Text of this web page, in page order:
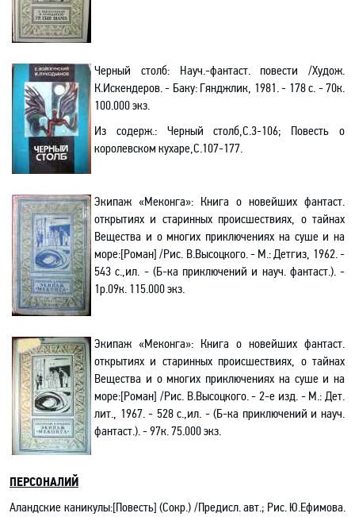
Черный столб: Науч.-фантаст. повести /Худож.
К.Искендеров. - Баку: Гянджлик, 1981. - 178 с. - 70к.
100.000 экз.
Из содерж.: Черный столб,С.3-106; Повесть о
королевском кухаре,С.107-177.
Экипаж «Меконга»: Книга о новейших фантаст.
открытиях и старинных происшествиях, о тайнах
Вещества и о многих приключениях на суше и на
море:[Роман] /Рис. В.Высоцкого. - М.: Детгиз, 1962. -
543 с.,ил. - (Б-ка приключений и науч. фантаст.). -
1р.09к. 115.000 экз.
Экипаж «Меконга»: Книга о новейших фантаст.
открытиях и старинных происшествиях, о тайнах
Вещества и о многих приключениях на суше и на
море:[Роман] /Рис. В.Высоцкого. - 2-е изд. - М.: Дет.
лит., 1967. - 528 с.,ил. - (Б-ка приключений и науч.
фантаст.). - 97к. 75.000 экз.
ПЕРСОНАЛИЙ
Аландские каникулы:[Повесть] (Сокр.) /Предисл. авт.; Рис. Ю.Ефимова.